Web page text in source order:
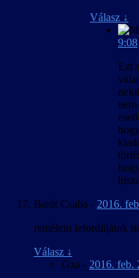
Válasz ↓
9:08
Ezt
Barát Csaba - 2016.
remélem lefordítjátok
Válasz ↓
Gza - 2016. feb.